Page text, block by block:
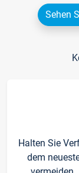
Sehen
Halten Sie
dem